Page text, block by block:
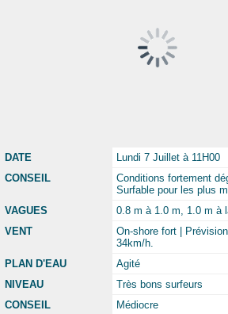
DATE
Lundi 7 Juillet à 11H00
CONSEIL
Conditions fortement
Surfable pour les plus
VAGUES
0.8 m à 1.0 m, 1.0 m à
VENT
On-shore fort |
34km/h.
PLAN D'EAU
Agité
NIVEAU
Très bons surfeurs
CONSEIL
Médiocre